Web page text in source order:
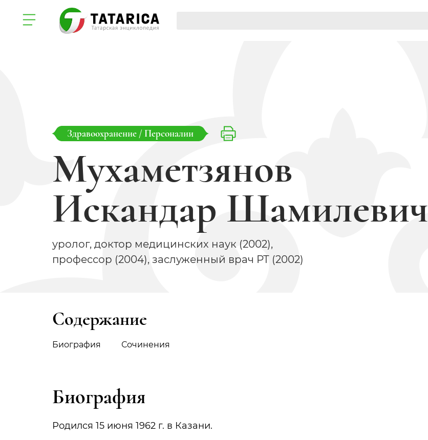
Здравоохранение / Персоналии
Мухаметзянов
Искандар Шамилевич
уролог, доктор медицинских наук (2002),
профессор (2004), заслуженный врач РТ (2002)
Содержание
Биография Сочинения
Биография
Родился 15 июня 1962 г. в Казани.